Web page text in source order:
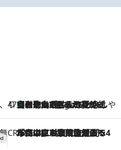
47都道府県の手みやげ ひんやりスイーツで夏を満喫
8 Hours Ago
【和歌山県】この夏絶対食べたい 冷やしておいしいおやつ3選 みかんがごろっと丸ごと入ったジュレ
CREA'S CHOICE
2026.8.7
「立川にも歌舞伎があるんだよ」 片岡仁左衛門・市川中車ら豪華座組みで4年目の立川立飛歌舞伎へ